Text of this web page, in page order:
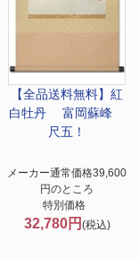
【全品送料無料】紅
白牡丹 富岡蘇峰
尺五！
メーカー通常価格39,600
円のところ
特別価格
32,780円 (税込)